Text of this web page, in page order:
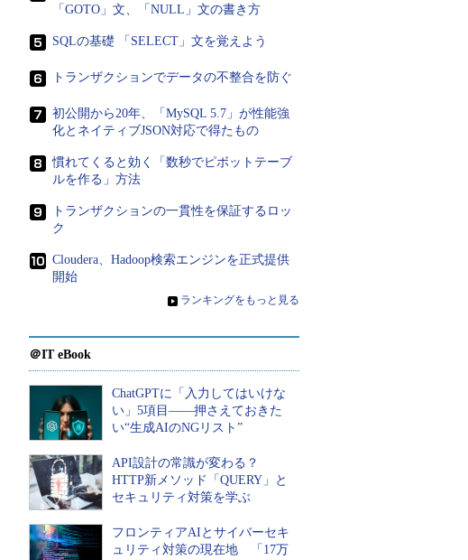
「GOTO」文、「NULL」文の書き方
SQLの基礎 「SELECT」文を覚えよう
トランザクションでデータの不整合を防ぐ
初公開から20年、「MySQL 5.7」が性能強
化とネイティブJSON対応で得たもの
慣れてくると効く「数秒でピボットテーブ
ルを作る」方法
トランザクションの一貫性を保証するロッ
ク
Cloudera、Hadoop検索エンジンを正式提供
開始
» ランキングをもっと見る
＠IT eBook
ChatGPTに「入力してはいけな
い」5項目――押さえておきた
い“生成AIのNGリスト”
API設計の常識が変わる？
HTTP新メソッド「QUERY」と
セキュリティ対策を学ぶ
フロンティアAIとサイバーセキ
ュリティ対策の現在地 「17万